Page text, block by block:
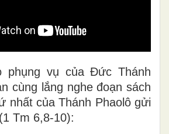
phụng vụ của Đức Thánh
cùng lắng nghe đoạn sách
nhất của Thánh Phaolô gửi
Tm 6,8-10):